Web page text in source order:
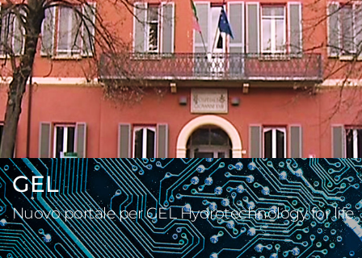
GEL
Nuovo portale per GEL Hydrotechnology for life